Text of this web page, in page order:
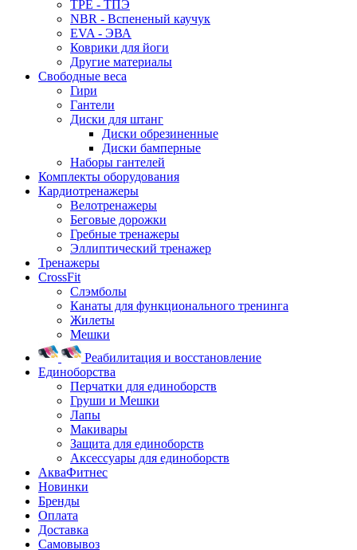
TPE - ТПЭ
NBR - Вспененый каучук
EVA - ЭВА
Коврики для йоги
Другие материалы
Свободные веса
Гири
Гантели
Диски для штанг
Диски обрезиненные
Диски бамперные
Наборы гантелей
Комплекты оборудования
Кардиотренажеры
Велотренажеры
Беговые дорожки
Гребные тренажеры
Эллиптический тренажер
Тренажеры
CrossFit
Слэмболы
Канаты для функционального тренинга
Жилеты
Мешки
Реабилитация и восстановление
Единоборства
Перчатки для единоборств
Груши и Мешки
Лапы
Макивары
Защита для единоборств
Аксессуары для единоборств
АкваФитнес
Новинки
Бренды
Оплата
Доставка
Самовывоз